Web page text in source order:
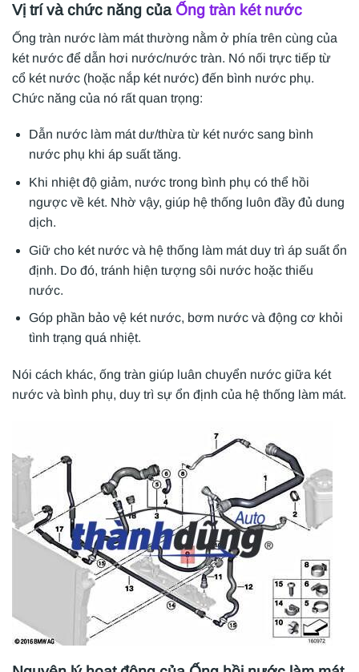
Vị trí và chức năng của Ống tràn két nước
Ống tràn nước làm mát thường nằm ở phía trên cùng của
két nước để dẫn hơi nước/nước tràn. Nó nối trực tiếp từ
cổ két nước (hoặc nắp két nước) đến bình nước phụ.
Chức năng của nó rất quan trọng:
Dẫn nước làm mát dư/thừa từ két nước sang bình
nước phụ khi áp suất tăng.
Khi nhiệt độ giảm, nước trong bình phụ có thể hồi
ngược về két. Nhờ vậy, giúp hệ thống luôn đầy đủ dung
dịch.
Giữ cho két nước và hệ thống làm mát duy trì áp suất ổn
định. Do đó, tránh hiện tượng sôi nước hoặc thiếu
nước.
Góp phần bảo vệ két nước, bơm nước và động cơ khỏi
tình trạng quá nhiệt.
Nói cách khác, ống tràn giúp luân chuyển nước giữa két
nước và bình phụ, duy trì sự ổn định của hệ thống làm mát.